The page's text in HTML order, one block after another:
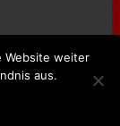
Website weiter
aus.